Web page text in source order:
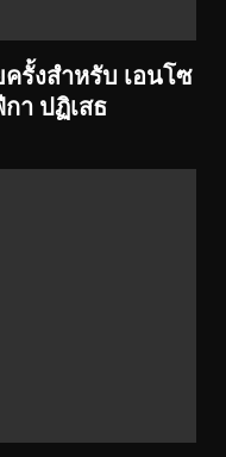
รั้งสำหรับ เอนโซ
า ปฏิเสธ